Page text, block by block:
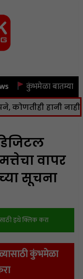
कुंभमेळा बातम्या
नाही | नाशिक
वापर
सूचना
इथे क्लिक करा
कुंभमेळा